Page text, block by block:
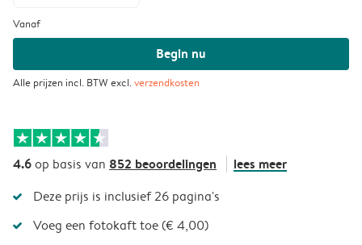
Vanaf
Begin nu
Alle prijzen incl. BTW excl.verzendkosten
4.6op basis van 852 beoordelingen lees meer
Deze prijs is inclusief 26 pagina's
Voeg een fotokaft toe (€ 4,00)